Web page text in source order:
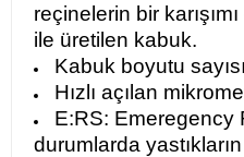
reçinelerin bir
ile üretilen kabuk.
Kabuk boyutu
Hızlı açılan
E:RS: Emeregency
durumlarda